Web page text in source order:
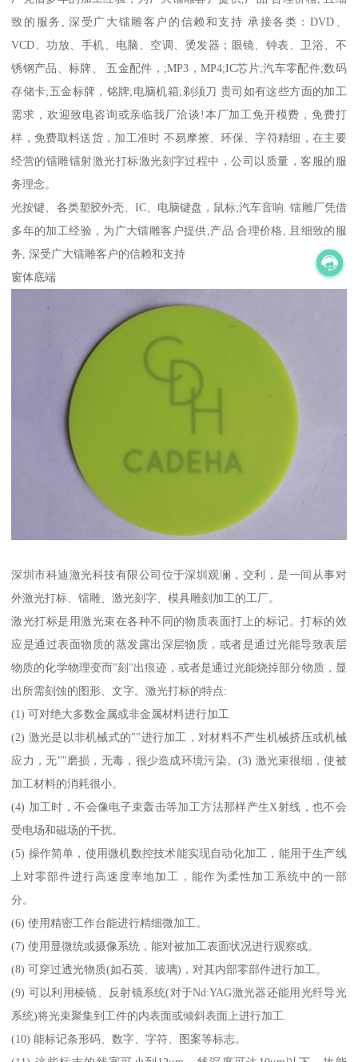
致的服务, 深受广大镭雕客户的信赖和支持 承接各类：DVD、
VCD、功放、手机、电脑、空调、烫发器；眼镜、钟表、卫浴、不
锈钢产品、标牌、 五金配件，;MP3，MP4;IC芯片;汽车零配件;数码
存储卡;五金标牌，铭牌;电脑机箱;剃须刀 贵司如有这些方面的加工
需求，欢迎致电咨询或亲临我厂洽谈!本厂加工免开模费，免费打
样，免费取料送货，加工准时 不易摩擦、环保、字符精细，在主要
经营的镭雕镭射激光打标激光刻字过程中，公司以质量，客服的服
务理念。
光按键、各类塑胶外壳、IC、电脑键盘，鼠标;汽车音响. 镭雕厂凭借
多年的加工经验，为广大镭雕客户提供,产品 合理价格, 且细致的服
务, 深受广大镭雕客户的信赖和支持
窗体底端
深圳市科迪激光科技有限公司位于深圳观澜，交利，是一间从事对
外激光打标、镭雕、激光刻字、模具雕刻加工的工厂。
激光打标是用激光束在各种不同的物质表面打上的标记。打标的效
应是通过表面物质的蒸发露出深层物质，或者是通过光能导致表层
物质的化学物理变而"刻"出痕迹，或者是通过光能烧掉部分物质，显
出所需刻蚀的图形、文字。激光打标的特点:
(1) 可对绝大多数金属或非金属材料进行加工
(2) 激光是以非机械式的""进行加工，对材料不产生机械挤压或机械
应力，无""磨损，无毒，很少造成环境污染。(3) 激光束很细，使被
加工材料的消耗很小。
(4) 加工时，不会像电子束轰击等加工方法那样产生X射线，也不会
受电场和磁场的干扰。
(5) 操作简单，使用微机数控技术能实现自动化加工，能用于生产线
上对零部件进行高速度率地加工，能作为柔性加工系统中的一部
分。
(6) 使用精密工作台能进行精细微加工。
(7) 使用显微统或摄像系统，能对被加工表面状况进行观察或。
(8) 可穿过透光物质(如石英、玻璃)，对其内部零部件进行加工。
(9) 可以利用棱镜、反射镜系统(对于Nd:YAG激光器还能用光纤导光
系统)将光束聚集到工件的内表面或倾斜表面上进行加工.
(10) 能标记条形码、数字、字符、图案等标志。